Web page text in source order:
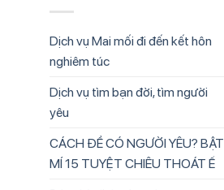
Dịch vụ Mai mối đi đến kết hôn
nghiêm túc
Dịch vụ tìm bạn đời, tìm người
yêu
CÁCH ĐỂ CÓ NGƯỜI YÊU? BẬT
MÍ 15 TUYỆT CHIÊU THOÁT Ế